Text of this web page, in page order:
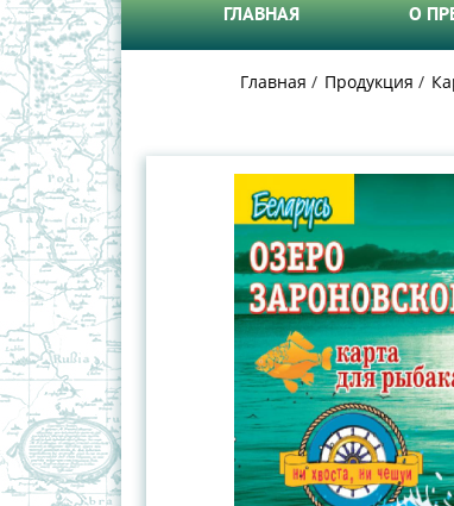
ГЛАВНАЯ О
Главная Продукция